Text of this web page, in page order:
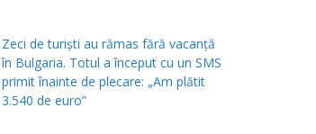
Zeci de turiști au rămas fără vacanță
în Bulgaria. Totul a început cu un SMS
primit înainte de plecare: „Am plătit
3.540 de euro”